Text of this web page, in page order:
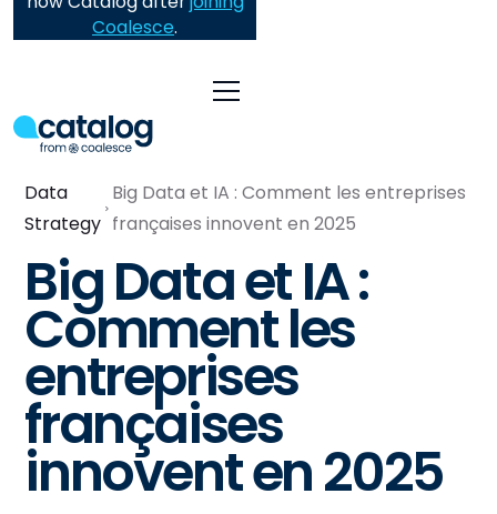
Coalesce.
Data
Strategy
Big Data et IA : Comment les entreprises
françaises innovent en 2025
Big Data et IA :
Comment les
entreprises
françaises
innovent en 2025